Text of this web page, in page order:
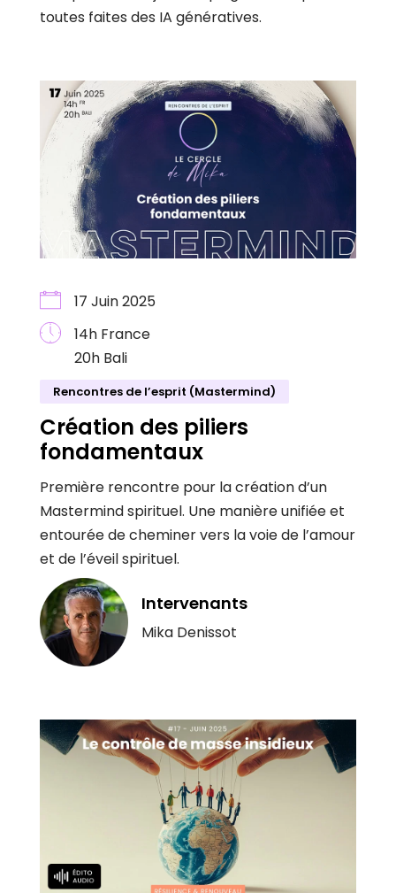
toutes faites des IA génératives.
17 Juin 2025
14h France
20h Bali
Rencontres de l’esprit (Mastermind)
Création des piliers
fondamentaux
Première rencontre pour la création d’un
Mastermind spirituel. Une manière unifiée et
entourée de cheminer vers la voie de l’amour
et de l’éveil spirituel.
Intervenants
Mika Denissot